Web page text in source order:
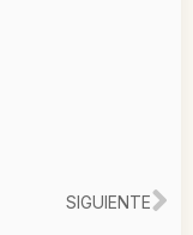
SIGUIENTE